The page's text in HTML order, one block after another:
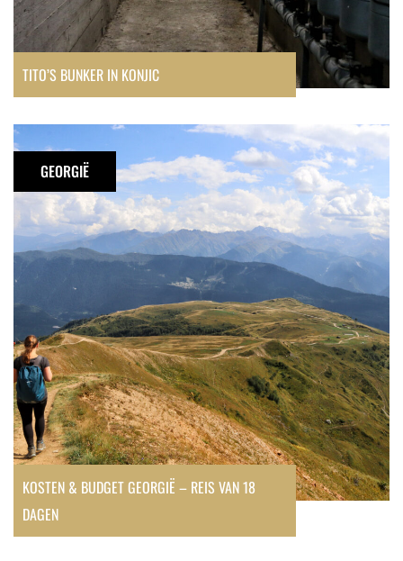
TITO’S BUNKER IN KONJIC
Kosten
budget
Georgië
–
reis
van
18
dagen
GEORGIË
KOSTEN & BUDGET GEORGIË – REIS VAN 18
DAGEN